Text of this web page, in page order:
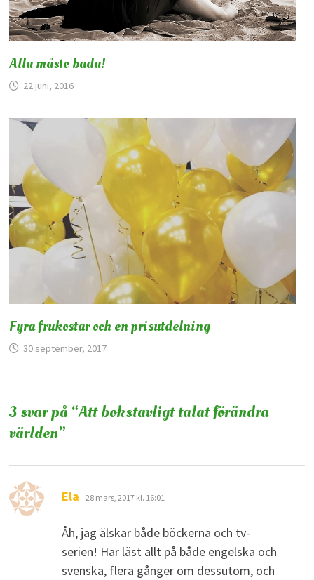
Alla måste bada!
22 juni, 2016
Fyra frukostar och en prisutdelning
30 september, 2017
3 svar på “Att bokstavligt talat förändra
världen”
Ela skriver:
28 mars, 2017 kl. 16:01
Åh, jag älskar både böckerna och tv-
serien! Har läst allt på både engelska och
svenska, flera gånger om dessutom, och